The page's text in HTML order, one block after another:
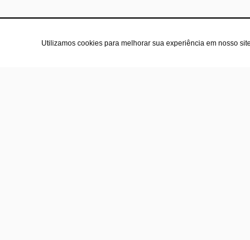
Utilizamos cookies para melhorar sua experiência em nosso